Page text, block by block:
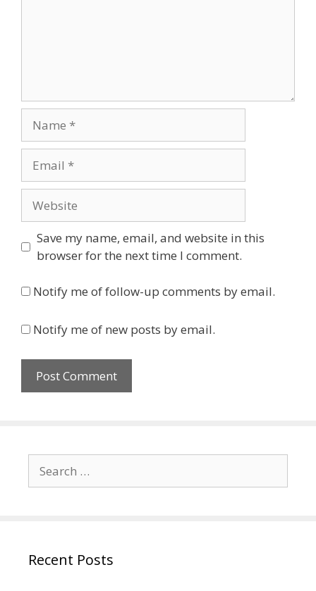
Save my name, email, and website in this
browser for the next time I comment.
Notify me of follow-up comments by email.
Notify me of new posts by email.
for:
Recent Posts